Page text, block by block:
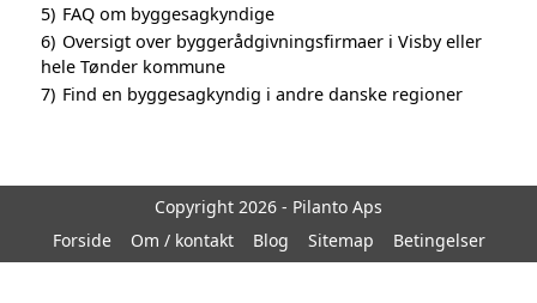
5) FAQ om byggesagkyndige
6) Oversigt over byggerådgivningsfirmaer i Visby eller
hele Tønder kommune
7) Find en byggesagkyndig i andre danske regioner
Copyright 2026 - Pilanto Aps
Forside
Om / kontakt Blog Sitemap Betingelser